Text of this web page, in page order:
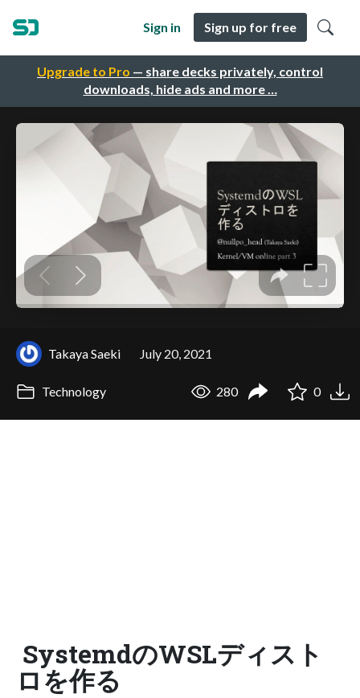
Upgrade to Pro — share decks privately, control
downloads, hide ads and more …
Sign in Sign up for free
Takaya Saeki July 20, 2021
Technology 280 0
SystemdのWSLディスト
ロを作る